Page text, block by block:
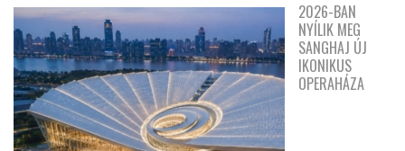
2026-BAN
NYÍLIK MEG
SANGHAJ ÚJ
IKONIKUS
OPERAHÁZA